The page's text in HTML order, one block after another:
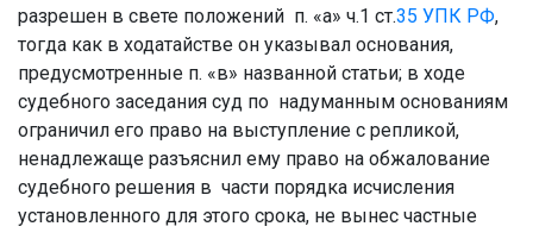
разрешен в свете положений п. «а» ч.1 ст.35 УПК РФ,
тогда как в ходатайстве он указывал основания,
предусмотренные п. «в» названной статьи; в ходе
судебного заседания суд по надуманным основаниям
ограничил его право на выступление с репликой,
ненадлежаще разъяснил ему право на обжалование
судебного решения в части порядка исчисления
установленного для этого срока, не вынес частные